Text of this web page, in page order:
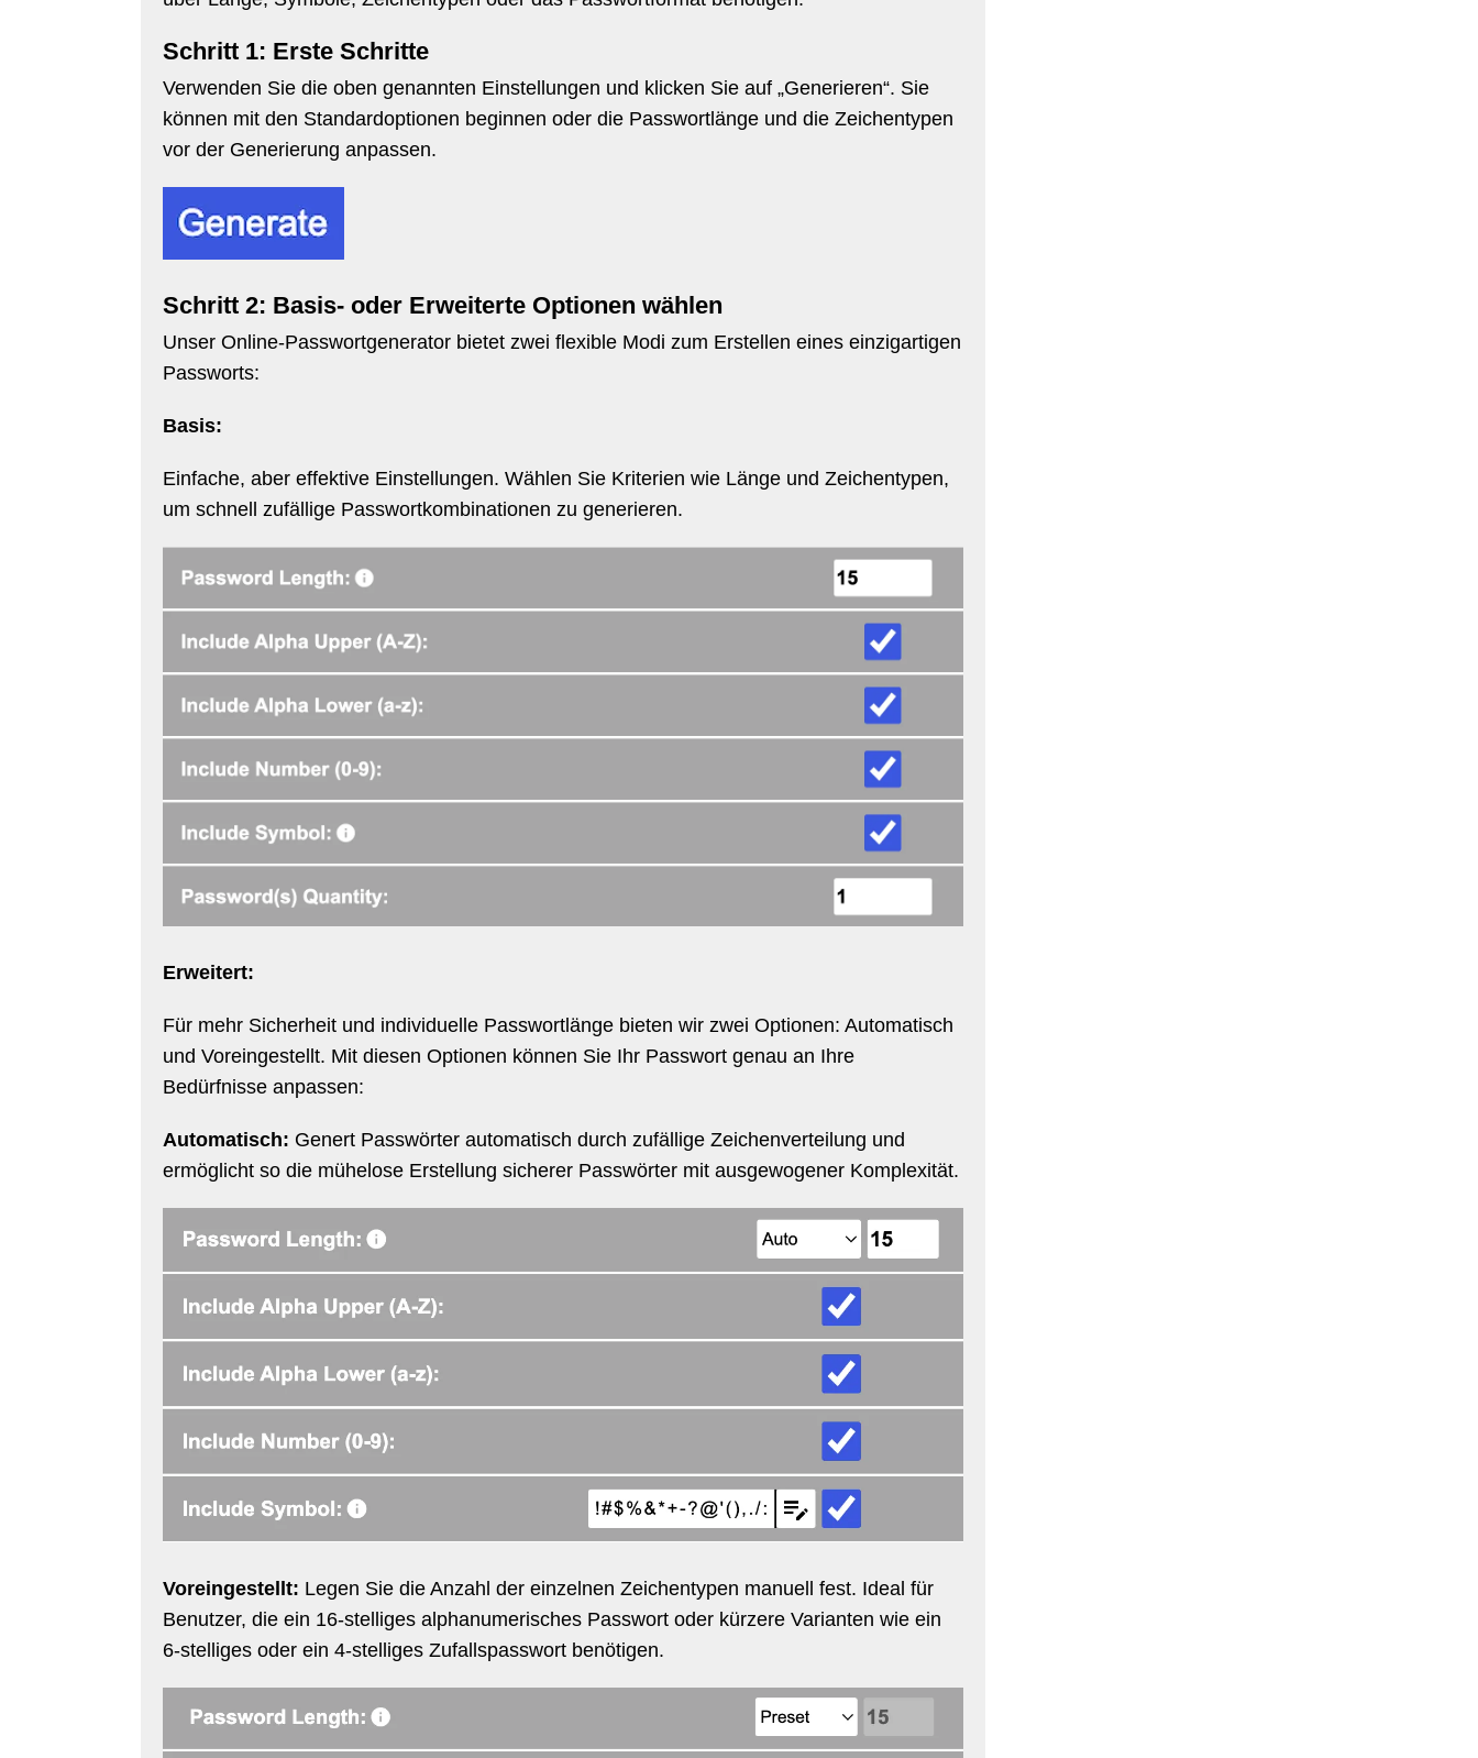
Schritt 1: Erste Schritte
Verwenden Sie die oben genannten Einstellungen und klicken Sie auf „Generieren“. Sie
können mit den Standardoptionen beginnen oder die Passwortlänge und die Zeichentypen
vor der Generierung anpassen.
Schritt 2: Basis- oder Erweiterte Optionen wählen
Unser Online-Passwortgenerator bietet zwei flexible Modi zum Erstellen eines einzigartigen
Passworts:
Basis:
Einfache, aber effektive Einstellungen. Wählen Sie Kriterien wie Länge und Zeichentypen,
um schnell zufällige Passwortkombinationen zu generieren.
Erweitert:
Für mehr Sicherheit und individuelle Passwortlänge bieten wir zwei Optionen: Automatisch
und Voreingestellt. Mit diesen Optionen können Sie Ihr Passwort genau an Ihre
Bedürfnisse anpassen:
Automatisch: Genert Passwörter automatisch durch zufällige Zeichenverteilung und
ermöglicht so die mühelose Erstellung sicherer Passwörter mit ausgewogener Komplexität.
Voreingestellt: Legen Sie die Anzahl der einzelnen Zeichentypen manuell fest. Ideal für
Benutzer, die ein 16-stelliges alphanumerisches Passwort oder kürzere Varianten wie ein
6-stelliges oder ein 4-stelliges Zufallspasswort benötigen.